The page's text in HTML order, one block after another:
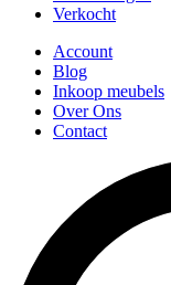
Verkocht
Account
Blog
Inkoop meubels
Over Ons
Contact